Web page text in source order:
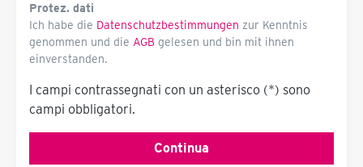
Protez. dati
Ich habe die Datenschutzbestimmungen zur Kenntnis
genommen und die AGB gelesen und bin mit ihnen
einverstanden.
I campi contrassegnati con un asterisco (*) sono
campi obbligatori.
Continua